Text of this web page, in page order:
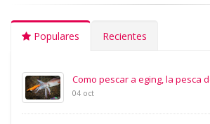
Populares Recientes
Como pescar a eging, la pesca
04 oct